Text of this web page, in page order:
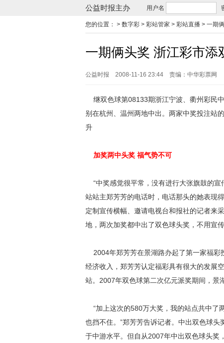
公益时报主办 用户名
您的位置： > 数字彩 > 彩站管家 > 彩站直播 > 一期
一期俩头奖 浙江彩市添
公益时报 2008-11-16 23:44 责编：中华彩票网
继双色球第08133期浙江宁波、衢州彩民
别在杭州、温州两地中出。两家中奖投注站
升
加奖两中头奖 福气势不可
“中奖感觉很平常，没有进行大张旗鼓的宣
站站主郑芳芳的电话时，电话那头的她表现
定制宣传横幅、邀请电视台和报社的记者来
地，两次加奖都中出了双色球头奖，不用宣
2004年郑芳芳在景湖路办起了第一家福彩
经济收入，郑芳芳认定福彩具有很大的发展
站。2007年双色球第二次亿元派奖期间，景
“加上这次的580万大奖，我的站点共中了
也挡不住。”郑芳芳告诉记者。中出双色球
于中游水平。但自从2007年中出双色球头奖